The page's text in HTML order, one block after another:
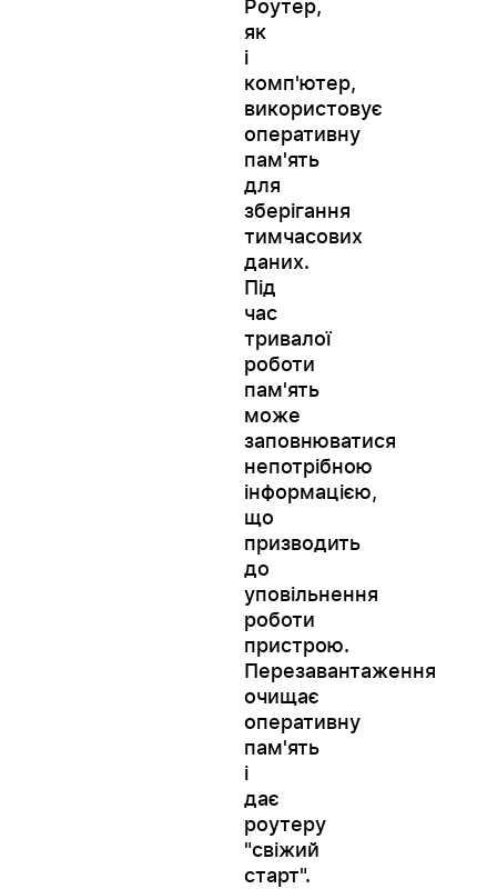
Роутер,
як
і
комп'ютер,
використовує
оперативну
пам'ять
для
зберігання
тимчасових
даних.
Під
час
тривалої
роботи
пам'ять
може
заповнюватися
непотрібною
інформацією,
що
призводить
до
уповільнення
роботи
пристрою.
Перезавантаження
очищає
оперативну
пам'ять
і
дає
роутеру
"свіжий
старт".